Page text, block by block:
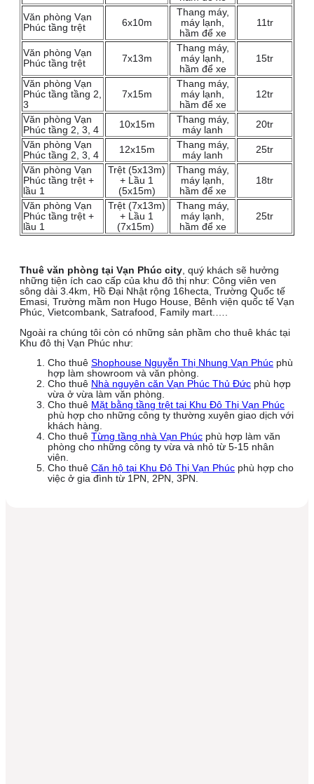
Văn phòng Vạn
Phúc tầng trệt
6x10m
Thang máy,
máy lạnh,
hầm để xe
11tr
Văn phòng Vạn
Phúc tầng trệt
7x13m
Thang máy,
máy lạnh,
hầm để xe
15tr
Văn phòng Vạn
Phúc tầng tầng 2,
3
7x15m
Thang máy,
máy lạnh,
hầm để xe
12tr
Văn phòng Vạn
Phúc tầng 2, 3, 4
10x15m
Thang máy,
máy lanh
20tr
Văn phòng Vạn
Phúc tầng 2, 3, 4
12x15m
Thang máy,
máy lanh
25tr
Văn phòng Vạn
Phúc tầng trệt +
lầu 1
Trệt (5x13m)
+ Lầu 1
(5x15m)
Thang máy,
máy lạnh,
hầm để xe
18tr
Văn phòng Vạn
Phúc tầng trệt +
lầu 1
Trệt (7x13m)
+ Lầu 1
(7x15m)
Thang máy,
máy lạnh,
hầm để xe
25tr
Thuê văn phòng tại Vạn Phúc city , quý khách sẽ hưởng
những tiện ích cao cấp của khu đô thị như: Công viên ven
sông dài 3.4km, Hồ Đại Nhật rộng 16hecta, Trường Quốc tế
Emasi, Trường mầm non Hugo House, Bênh viện quốc tế Vạn
Phúc, Vietcombank, Satrafood, Family mart.….
Ngoài ra chúng tôi còn có những sản phầm cho thuê khác tại
Khu đô thị Vạn Phúc như:
Cho thuê Shophouse Nguyễn Thị Nhung Vạn Phúc phù
hợp làm showroom và văn phòng.
Cho thuê Nhà nguyên căn Vạn Phúc Thủ Đức phù hợp
vừa ở vừa làm văn phòng.
Cho thuê Mặt bằng tầng trệt tại Khu Đô Thị Vạn Phúc
phù hợp cho những công ty thường xuyên giao dịch với
khách hàng.
Cho thuê Từng tầng nhà Vạn Phúc phù hợp làm văn
phòng cho những công ty vừa và nhỏ từ 5-15 nhân
viên.
Cho thuê Căn hộ tại Khu Đô Thị Vạn Phúc phù hợp cho
việc ở gia đình từ 1PN, 2PN, 3PN.